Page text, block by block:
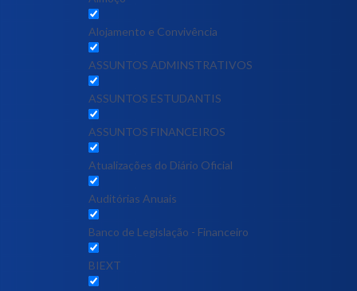
Alojamento e Convivência
ASSUNTOS ADMINSTRATIVOS
ASSUNTOS ESTUDANTIS
ASSUNTOS FINANCEIROS
Atualizações do Diário Oficial
Auditórias Anuais
Banco de Legislação - Financeiro
BIEXT